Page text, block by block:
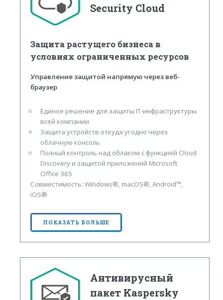
Security Cloud
Защита растущего бизнеса в
условиях ограниченных ресурсов
Управление защитой напрямую через веб-
браузер
Единое решение для защиты IT-инфраструктуры
всей компании
Защита устройств откуда угодно через
облачную консоль
Полный контроль над облаком с функцией Cloud
Discovery и защитой приложений Microsoft
Office 365
Совместимость: Windows®, macOS®, Android™,
iOS®
ПОКАЗАТЬ БОЛЬШЕ
Антивирусный
пакет Kaspersky